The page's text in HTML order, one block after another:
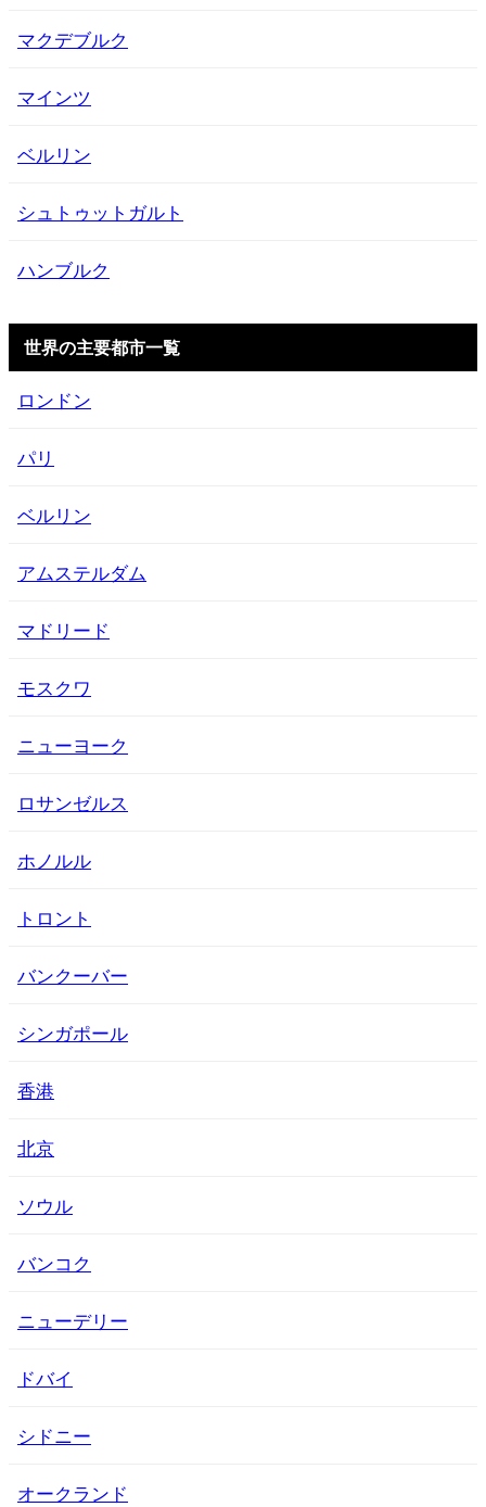
マクデブルク
マインツ
ベルリン
シュトゥットガルト
ハンブルク
世界の主要都市一覧
ロンドン
パリ
ベルリン
アムステルダム
マドリード
モスクワ
ニューヨーク
ロサンゼルス
ホノルル
トロント
バンクーバー
シンガポール
香港
北京
ソウル
バンコク
ニューデリー
ドバイ
シドニー
オークランド